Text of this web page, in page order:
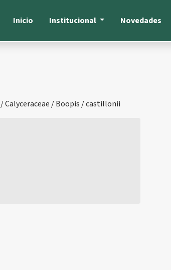
Inicio Institucional Novedades
/ Boopis / castillonii